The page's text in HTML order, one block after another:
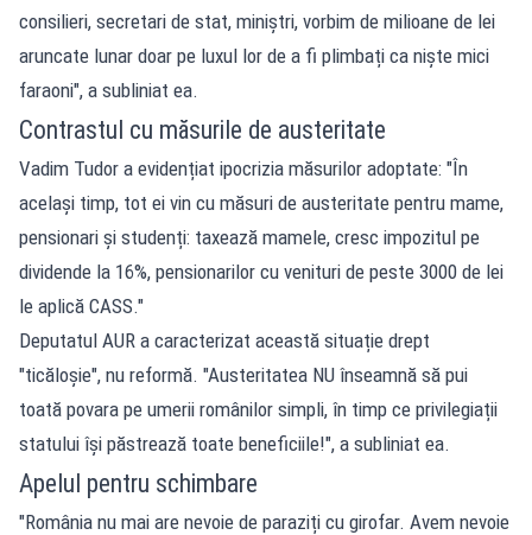
consilieri, secretari de stat, miniștri, vorbim de milioane de lei
aruncate lunar doar pe luxul lor de a fi plimbați ca niște mici
faraoni", a subliniat ea.
Contrastul cu măsurile de austeritate
Vadim Tudor a evidențiat ipocrizia măsurilor adoptate: "În
același timp, tot ei vin cu măsuri de austeritate pentru mame,
pensionari și studenți: taxează mamele, cresc impozitul pe
dividende la 16%, pensionarilor cu venituri de peste 3000 de lei
le aplică CASS."
Deputatul AUR a caracterizat această situație drept
"ticăloșie", nu reformă. "Austeritatea NU înseamnă să pui
toată povara pe umerii românilor simpli, în timp ce privilegiații
statului își păstrează toate beneficiile!", a subliniat ea.
Apelul pentru schimbare
"România nu mai are nevoie de paraziți cu girofar. Avem nevoie